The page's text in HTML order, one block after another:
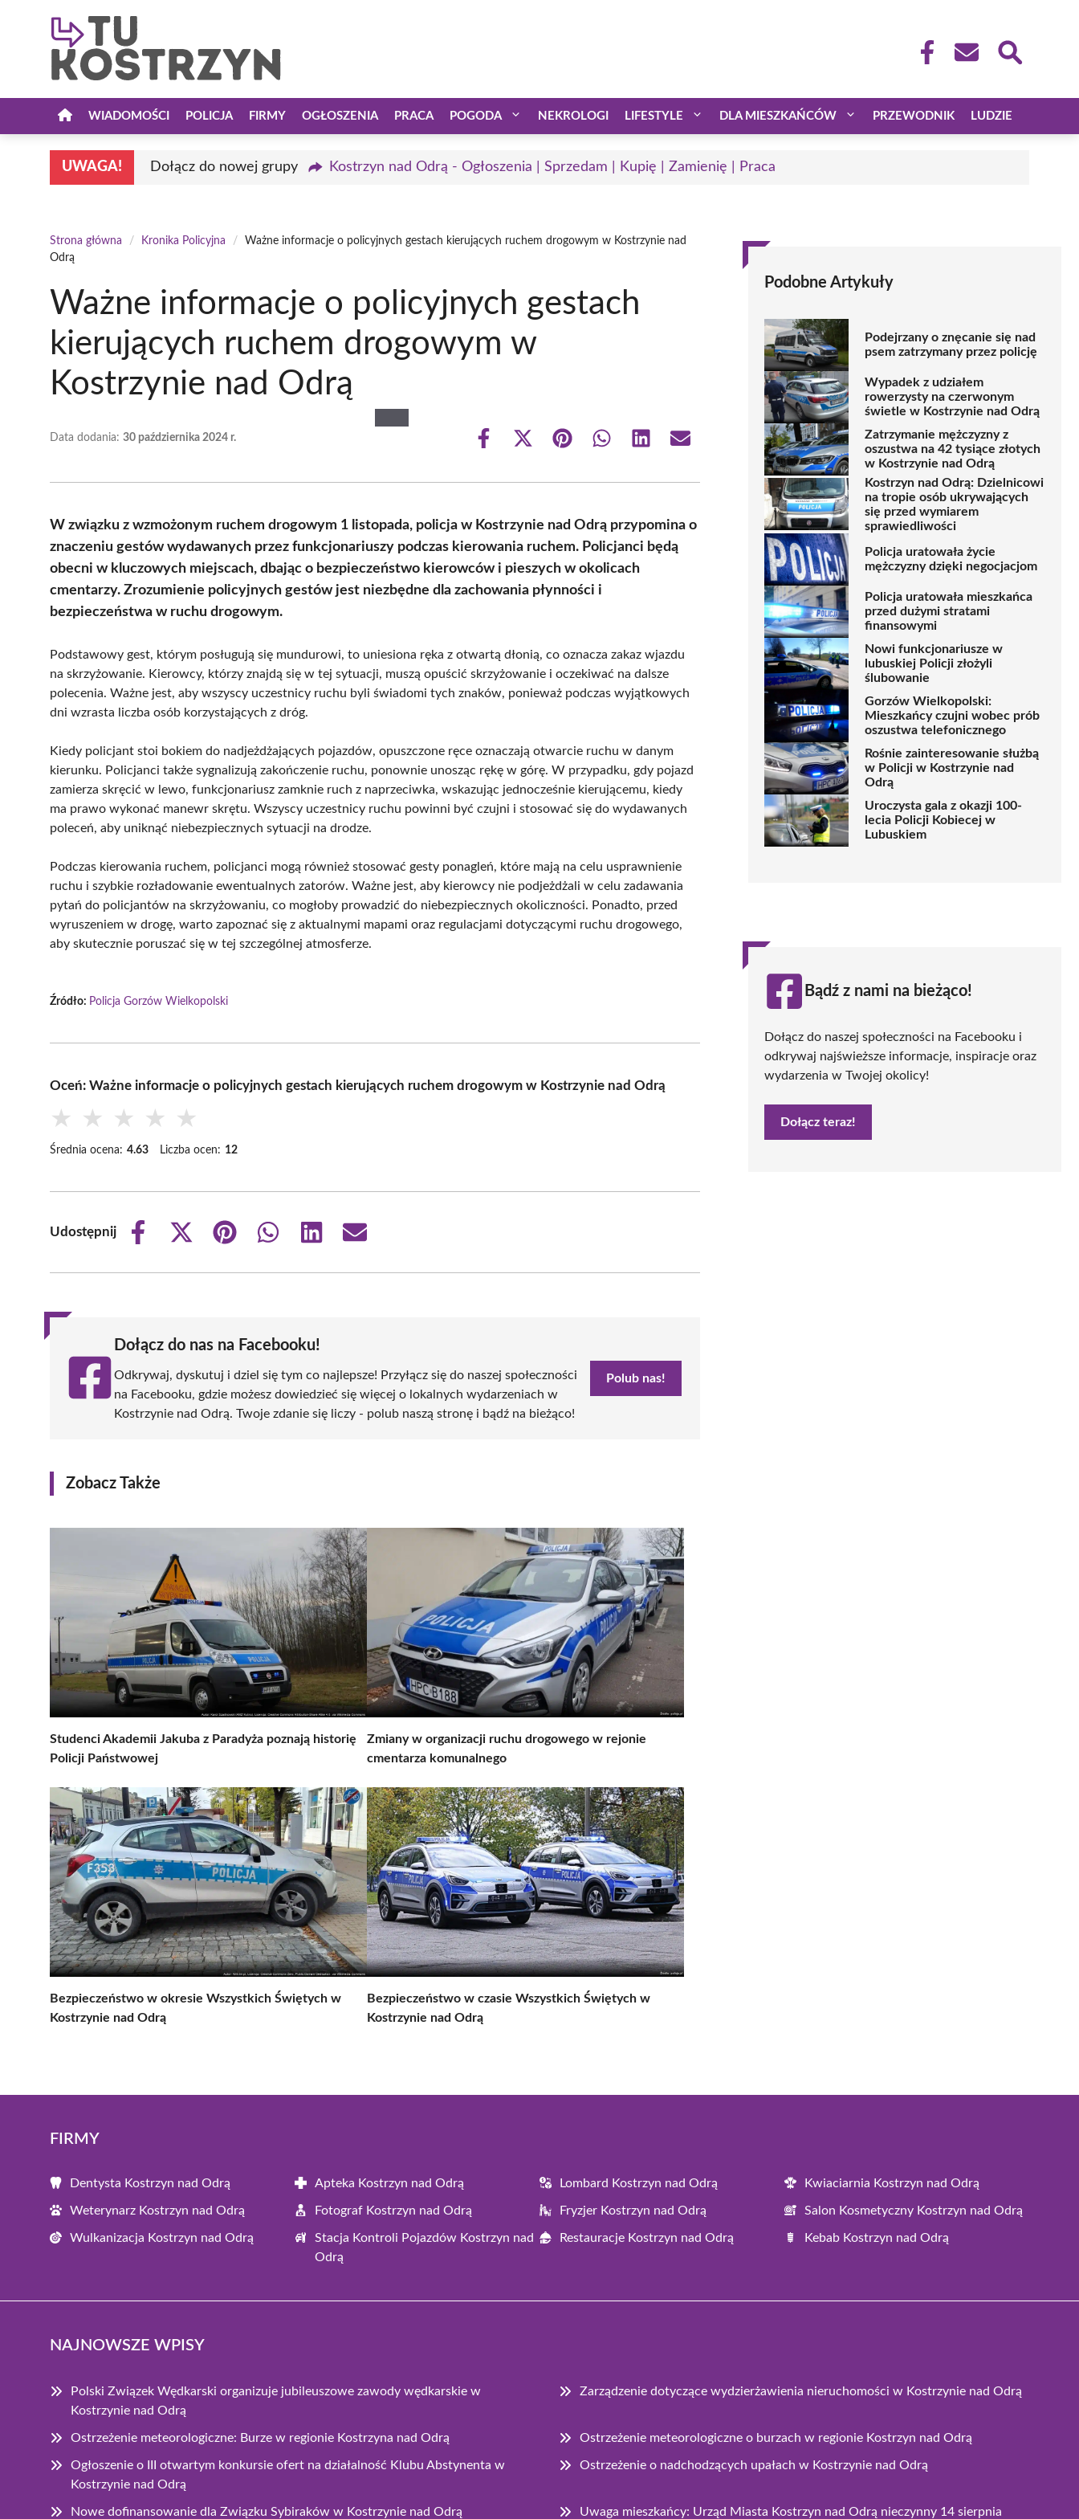
WIADOMOŚCI POLICJA FIRMY OGŁOSZENIA PRACA POGODA NEKROLOGI LIFESTYLE DLA MIESZKAŃCÓW PRZEWODNIK LUDZIE
UWAGA! Dołącz do nowej grupy Kostrzyn nad Odrą - Ogłoszenia | Sprzedam | Kupię | Zamienię | Praca
Strona główna / Kronika Policyjna /
Ważne informacje o policyjnych gestach kierujących ruchem drogowym w Kostrzynie nad
Odrą
Ważne informacje o policyjnych gestach
kierujących ruchem drogowym w
Kostrzynie nad Odrą
Data dodania: 30 października 2024 r.
Share
Share
(Twitter)
Share Share Share Share
W związku z wzmożonym ruchem drogowym 1 listopada, policja w Kostrzynie nad Odrą przypomina o
znaczeniu gestów wydawanych przez funkcjonariuszy podczas kierowania ruchem. Policjanci będą
obecni w kluczowych miejscach, dbając o bezpieczeństwo kierowców i pieszych w okolicach
cmentarzy. Zrozumienie policyjnych gestów jest niezbędne dla zachowania płynności i
bezpieczeństwa w ruchu drogowym.
Podstawowy gest, którym posługują się mundurowi, to uniesiona ręka z otwartą dłonią, co oznacza zakaz wjazdu
na skrzyżowanie. Kierowcy, którzy znajdą się w tej sytuacji, muszą opuścić skrzyżowanie i oczekiwać na dalsze
polecenia. Ważne jest, aby wszyscy uczestnicy ruchu byli świadomi tych znaków, ponieważ podczas wyjątkowych
dni wzrasta liczba osób korzystających z dróg.
Kiedy policjant stoi bokiem do nadjeżdżających pojazdów, opuszczone ręce oznaczają otwarcie ruchu w danym
kierunku. Policjanci także sygnalizują zakończenie ruchu, ponownie unosząc rękę w górę. W przypadku, gdy pojazd
zamierza skręcić w lewo, funkcjonariusz zamknie ruch z naprzeciwka, wskazując jednocześnie kierującemu, kiedy
ma prawo wykonać manewr skrętu. Wszyscy uczestnicy ruchu powinni być czujni i stosować się do wydawanych
poleceń, aby uniknąć niebezpiecznych sytuacji na drodze.
Podczas kierowania ruchem, policjanci mogą również stosować gesty ponagleń, które mają na celu usprawnienie
ruchu i szybkie rozładowanie ewentualnych zatorów. Ważne jest, aby kierowcy nie podjeżdżali w celu zadawania
pytań do policjantów na skrzyżowaniu, co mogłoby prowadzić do niebezpiecznych okoliczności. Ponadto, przed
wyruszeniem w drogę, warto zapoznać się z aktualnymi mapami oraz regulacjami dotyczącymi ruchu drogowego,
aby skutecznie poruszać się w tej szczególnej atmosferze.
Źródło: Policja Gorzów Wielkopolski
Oceń: Ważne informacje o policyjnych gestach kierujących ruchem drogowym w Kostrzynie nad Odrą
★ ★ ★ ★ ★
Średnia ocena: 4.63 Liczba ocen: 12
Udostępnij
Share
Share
(Twitter)
Share
Share
Share
Share
Dołącz do nas na Facebooku!
Odkrywaj, dyskutuj i dziel się tym co najlepsze! Przyłącz się do naszej społeczności
na Facebooku, gdzie możesz dowiedzieć się więcej o lokalnych wydarzeniach w
Kostrzynie nad Odrą. Twoje zdanie się liczy - polub naszą stronę i bądź na bieżąco!
Polub nas!
Zobacz Także
Studenci Akademii Jakuba z Paradyża poznają historię
Policji Państwowej
Zmiany w organizacji ruchu drogowego w rejonie
cmentarza komunalnego
Bezpieczeństwo w okresie Wszystkich Świętych w
Kostrzynie nad Odrą
Bezpieczeństwo w czasie Wszystkich Świętych w
Kostrzynie nad Odrą
Podobne Artykuły
Podejrzany o znęcanie się nad
psem zatrzymany przez policję
Wypadek z udziałem
rowerzysty na czerwonym
świetle w Kostrzynie nad Odrą
Zatrzymanie mężczyzny z
oszustwa na 42 tysiące złotych
w Kostrzynie nad Odrą
Kostrzyn nad Odrą: Dzielnicowi
na tropie osób ukrywających
się przed wymiarem
sprawiedliwości
Policja uratowała życie
mężczyzny dzięki negocjacjom
Policja uratowała mieszkańca
przed dużymi stratami
finansowymi
Nowi funkcjonariusze w
lubuskiej Policji złożyli
ślubowanie
Gorzów Wielkopolski:
Mieszkańcy czujni wobec prób
oszustwa telefonicznego
Rośnie zainteresowanie służbą
w Policji w Kostrzynie nad
Odrą
Uroczysta gala z okazji 100-
lecia Policji Kobiecej w
Lubuskiem
Bądź z nami na bieżąco!
Dołącz do naszej społeczności na Facebooku i
odkrywaj najświeższe informacje, inspiracje oraz
wydarzenia w Twojej okolicy!
Dołącz teraz!
FIRMY
Dentysta Kostrzyn nad Odrą Apteka Kostrzyn nad Odrą Lombard Kostrzyn nad Odrą Kwiaciarnia Kostrzyn nad Odrą
Weterynarz Kostrzyn nad Odrą Fotograf Kostrzyn nad Odrą Fryzjer Kostrzyn nad Odrą Salon Kosmetyczny Kostrzyn nad Odrą
Wulkanizacja Kostrzyn nad Odrą
Stacja Kontroli Pojazdów Kostrzyn nad
Odrą
Restauracje Kostrzyn nad Odrą Kebab Kostrzyn nad Odrą
NAJNOWSZE WPISY
Polski Związek Wędkarski organizuje jubileuszowe zawody wędkarskie w
Kostrzynie nad Odrą
Zarządzenie dotyczące wydzierżawienia nieruchomości w Kostrzynie nad Odrą
Ostrzeżenie meteorologiczne: Burze w regionie Kostrzyna nad Odrą Ostrzeżenie meteorologiczne o burzach w regionie Kostrzyn nad Odrą
Ogłoszenie o III otwartym konkursie ofert na działalność Klubu Abstynenta w
Kostrzynie nad Odrą
Ostrzeżenie o nadchodzących upałach w Kostrzynie nad Odrą
Nowe dofinansowanie dla Związku Sybiraków w Kostrzynie nad Odrą Uwaga mieszkańcy: Urząd Miasta Kostrzyn nad Odrą nieczynny 14 sierpnia